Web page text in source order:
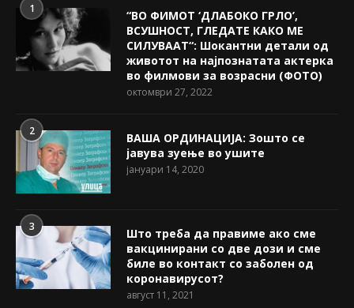
1
“ВО ФИМОТ ‘ДЛАБОКО ГРЛО’,
ВСУШНОСТ, ГЛЕДАТЕ КАКО МЕ
СИЛУВААТ“: Шокантни детали од
животот на најпознатата актерка
во филмови за возрасни (ФОТО)
октомври 27, 2022
2
ВАША ОРДИНАЦИЈА: Зошто се
јавува зуење во ушите
јануари 14, 2020
3
Што треба да правиме ако сме
вакцинирани со две дози и сме
биле во контакт со заболен од
коронавирусот?
август 11, 2021